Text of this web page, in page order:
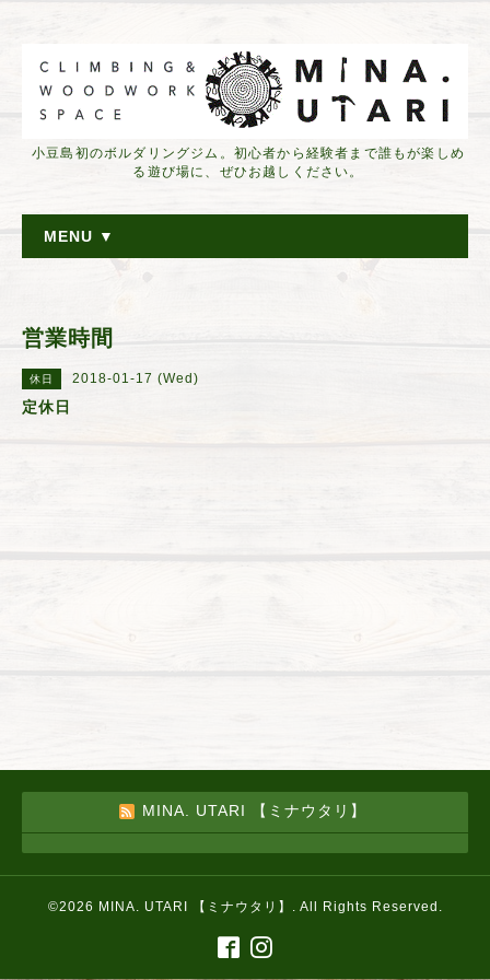
小豆島初のボルダリングジム。初心者から経験者まで誰もが楽しめ
る遊び場に、ぜひお越しください。
MENU ▼
営業時間
休日 2018-01-17 (Wed)
定休日
MINA. UTARI 【ミナウタリ】
©2026 MINA. UTARI 【ミナウタリ】 . All Rights Reserved.